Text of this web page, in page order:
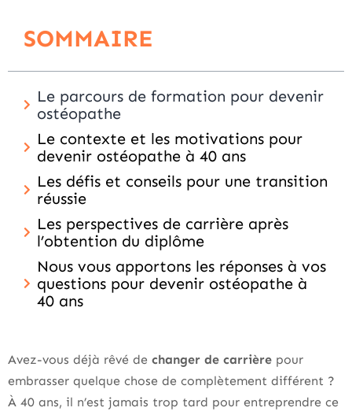
SOMMAIRE
Le parcours de formation pour devenir
ostéopathe
Le contexte et les motivations pour
devenir ostéopathe à 40 ans
Les défis et conseils pour une transition
réussie
Les perspectives de carrière après
l’obtention du diplôme
Nous vous apportons les réponses à vos
questions pour devenir ostéopathe à
40 ans
Avez-vous déjà rêvé de changer de carrière pour
embrasser quelque chose de complètement différent ?
À 40 ans, il n’est jamais trop tard pour entreprendre ce